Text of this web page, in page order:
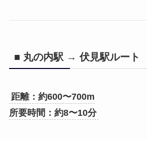
■ 丸の内駅 → 伏見駅ルート
距離：約600〜700m
所要時間：約8〜10分